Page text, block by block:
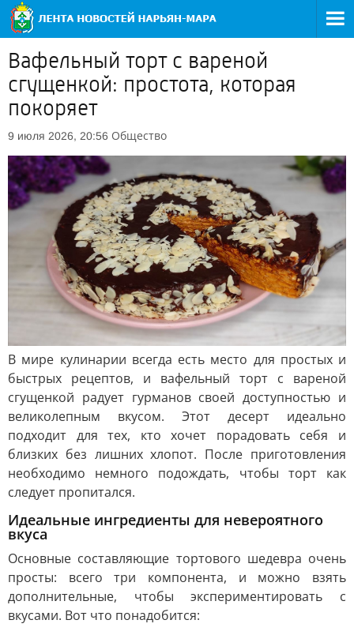
Вафельный торт с вареной
сгущенкой: простота, которая
покоряет
9 июля 2026, 20:56 Общество
В мире кулинарии всегда есть место для простых и
быстрых рецептов, и вафельный торт с вареной
сгущенкой радует гурманов своей доступностью и
великолепным вкусом. Этот десерт идеально
подходит для тех, кто хочет порадовать себя и
близких без лишних хлопот. После приготовления
необходимо немного подождать, чтобы торт как
следует пропитался.
Идеальные ингредиенты для невероятного
вкуса
Основные составляющие тортового шедевра очень
просты: всего три компонента, и можно взять
дополнительные, чтобы экспериментировать с
вкусами. Вот что понадобится: